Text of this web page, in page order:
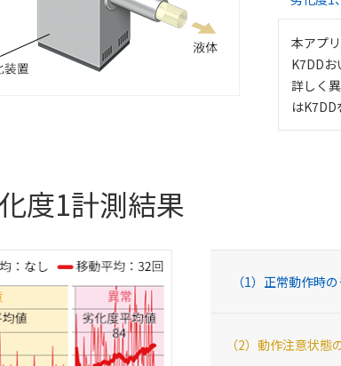
本アプ
K7DDお
詳しく
はK7DD
度1計測結果
（1）正常動作時の
（2）動作注意状態